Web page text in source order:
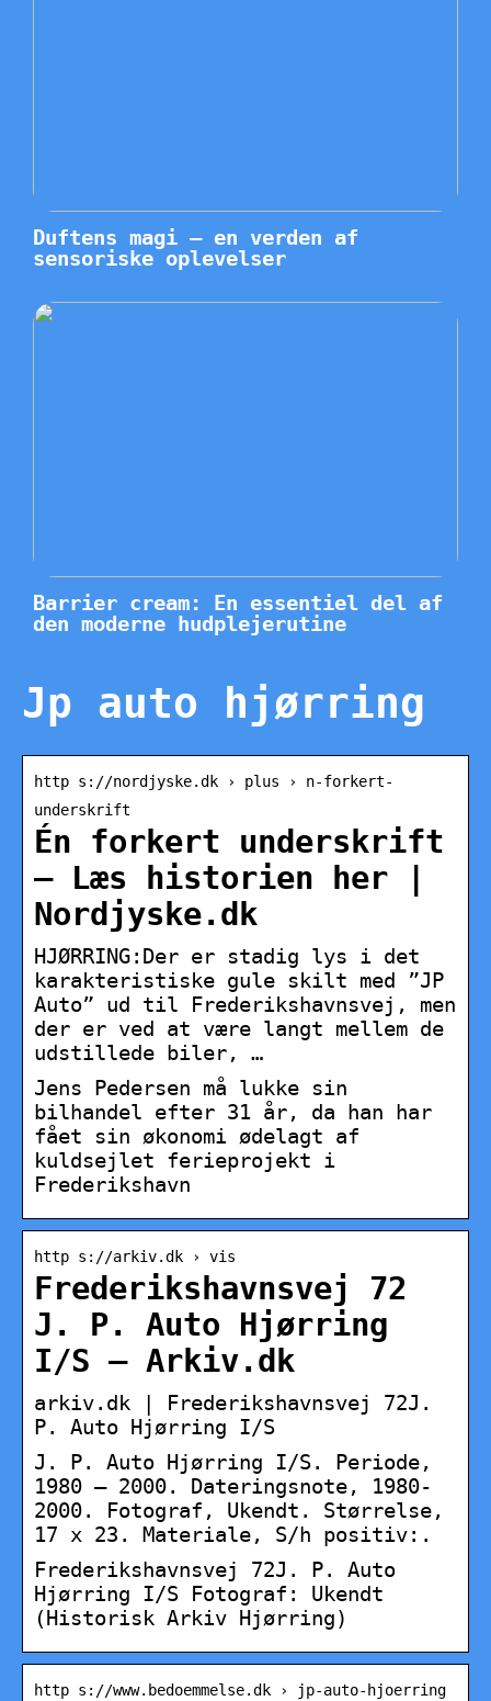
Duftens magi – en verden af
sensoriske oplevelser
Barrier cream: En essentiel del af
den moderne hudplejerutine
Jp auto hjørring
http s://nordjyske.dk › plus › n-forkert-
underskrift
Én forkert underskrift
– Læs historien her |
Nordjyske.dk
HJØRRING:Der er stadig lys i det
karakteristiske gule skilt med ”JP
Auto” ud til Frederikshavnsvej, men
der er ved at være langt mellem de
udstillede biler, …
Jens Pedersen må lukke sin
bilhandel efter 31 år, da han har
fået sin økonomi ødelagt af
kuldsejlet ferieprojekt i
Frederikshavn
http s://arkiv.dk › vis
Frederikshavnsvej 72
J. P. Auto Hjørring
I/S – Arkiv.dk
arkiv.dk | Frederikshavnsvej 72J.
P. Auto Hjørring I/S
J. P. Auto Hjørring I/S. Periode,
1980 – 2000. Dateringsnote, 1980-
2000. Fotograf, Ukendt. Størrelse,
17 x 23. Materiale, S/h positiv:.
Frederikshavnsvej 72J. P. Auto
Hjørring I/S Fotograf: Ukendt
(Historisk Arkiv Hjørring)
http s://www.bedoemmelse.dk › jp-auto-hjoerring